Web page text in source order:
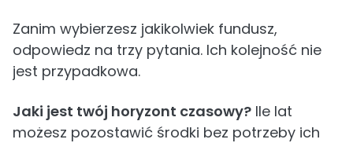
Zanim wybierzesz jakikolwiek fundusz,
odpowiedz na trzy pytania. Ich kolejność nie
jest przypadkowa.
Jaki jest twój horyzont czasowy? Ile lat
możesz pozostawić środki bez potrzeby ich